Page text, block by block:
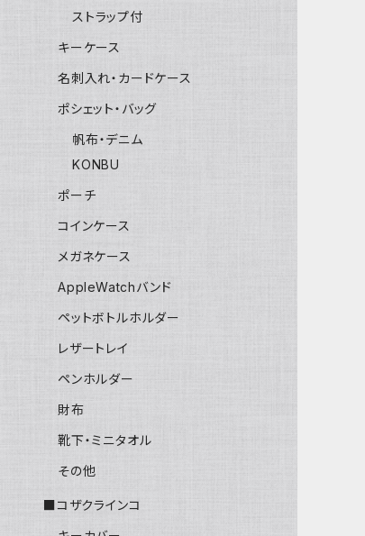
ストラップ付
キーケース
名刺入れ・カードケース
ポシェット・バッグ
帆布・デニム
KONBU
ポーチ
コインケース
メガネケース
AppleWatchバンド
ペットボトルホルダー
レザートレイ
ペンホルダー
財布
靴下・ミニタオル
その他
■コザクラインコ